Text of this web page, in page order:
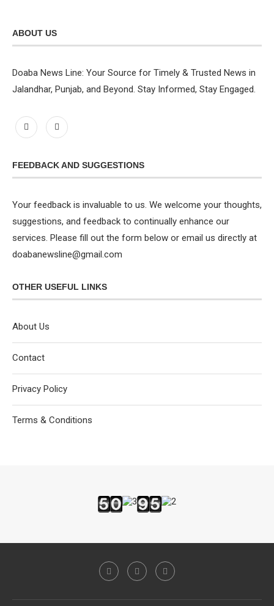
ABOUT US
Doaba News Line: Your Source for Timely & Trusted News in
Jalandhar, Punjab, and Beyond. Stay Informed, Stay Engaged.
FEEDBACK AND SUGGESTIONS
Your feedback is invaluable to us. We welcome your thoughts,
suggestions, and feedback to continually enhance our
services. Please fill out the form below or email us directly at
doabanewsline@gmail.com
OTHER USEFUL LINKS
About Us
Contact
Privacy Policy
Terms & Conditions